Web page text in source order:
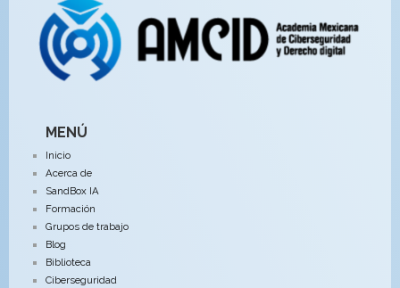
MENÚ
Inicio
Acerca de
SandBox IA
Formación
Grupos de trabajo
Blog
Biblioteca
Ciberseguridad